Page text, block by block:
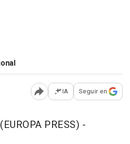
Abrir opciones para
IA Seguir en
PRESS) -